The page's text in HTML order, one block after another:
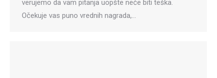
verujemo da vam pitanja uopšte neće biti teška.
Očekuje vas puno vrednih nagrada,…